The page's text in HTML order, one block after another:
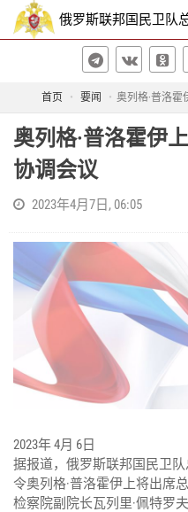
俄罗斯联邦国民卫队
首页 要闻 奥列格·普洛霍
奥列格·普洛霍伊
协调会议
2023年4月7日, 06:05
2023年 4月 6日
据报道，俄罗斯联邦国民卫
令奥列格·普洛霍伊上将出席
检察院副院长瓦列里·佩特罗